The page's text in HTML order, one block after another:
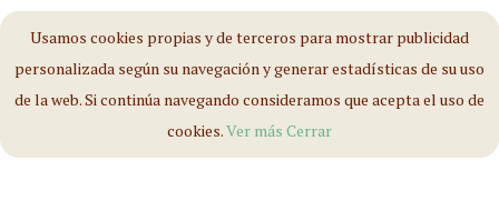
Usamos cookies propias y de terceros para mostrar publicidad
personalizada según su navegación y generar estadísticas de su uso
de la web. Si continúa navegando consideramos que acepta el uso de
cookies.Ver más Cerrar